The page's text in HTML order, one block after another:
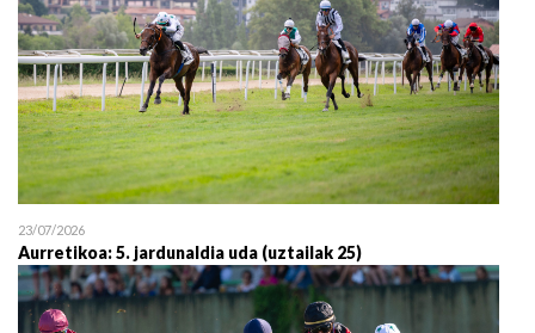
23/07/2026
Aurretikoa: 5. jardunaldia uda (uztailak 25)